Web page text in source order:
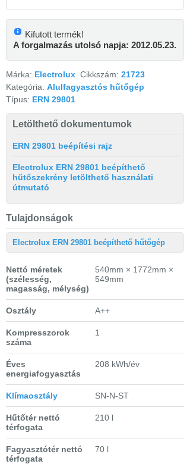
Kifutott termék!
A forgalmazás utolsó napja: 2012.05.23.
Márka: Electrolux Cikkszám: 21723
Kategória: Alulfagyasztós hűtőgép
Típus: ERN 29801
Letölthető dokumentumok
ERN 29801 beépítési rajz
Electrolux ERN 29801 beépíthető
hűtőszekrény letölthető használati
útmutató
Tulajdonságok
Electrolux ERN 29801 beépíthető hűtőgép
Nettó méretek
(szélesség,
magasság, mélység)
540mm × 1772mm ×
549mm
Osztály A++
Kompresszorok
száma
1
Éves
energiafogyasztás
208 kWh/év
Klímaosztály SN-N-ST
Hűtőtér nettó
térfogata
210 l
Fagyasztótér nettó
térfogata
70 l